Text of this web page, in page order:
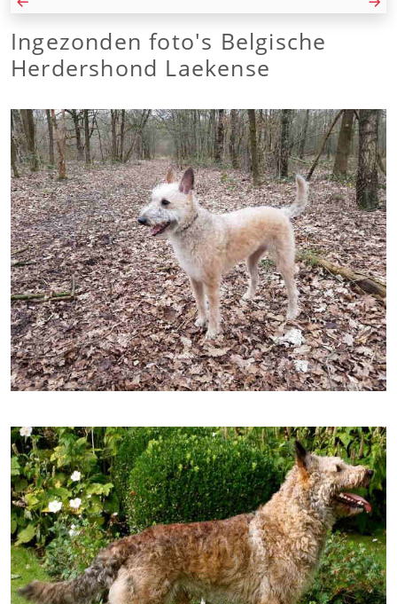
Ingezonden foto's Belgische
Herdershond Laekense